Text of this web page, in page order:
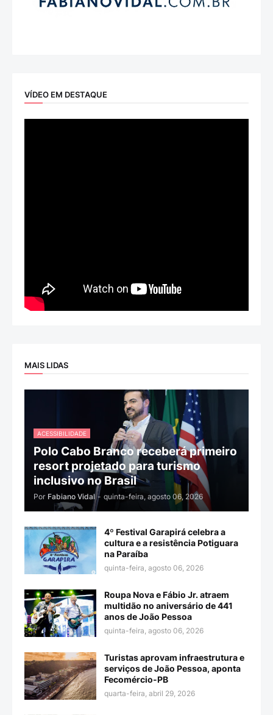
VÍDEO EM DESTAQUE
MAIS LIDAS
ACESSIBILIDADE
Polo Cabo Branco receberá primeiro
resort projetado para turismo
inclusivo no Brasil
Por Fabiano Vidal - quinta-feira, agosto 06, 2026
4º Festival Garapirá celebra a
cultura e a resistência Potiguara
na Paraíba
quinta-feira, agosto 06, 2026
Roupa Nova e Fábio Jr. atraem
multidão no aniversário de 441
anos de João Pessoa
quinta-feira, agosto 06, 2026
Turistas aprovam infraestrutura e
serviços de João Pessoa, aponta
Fecomércio-PB
quarta-feira, abril 29, 2026